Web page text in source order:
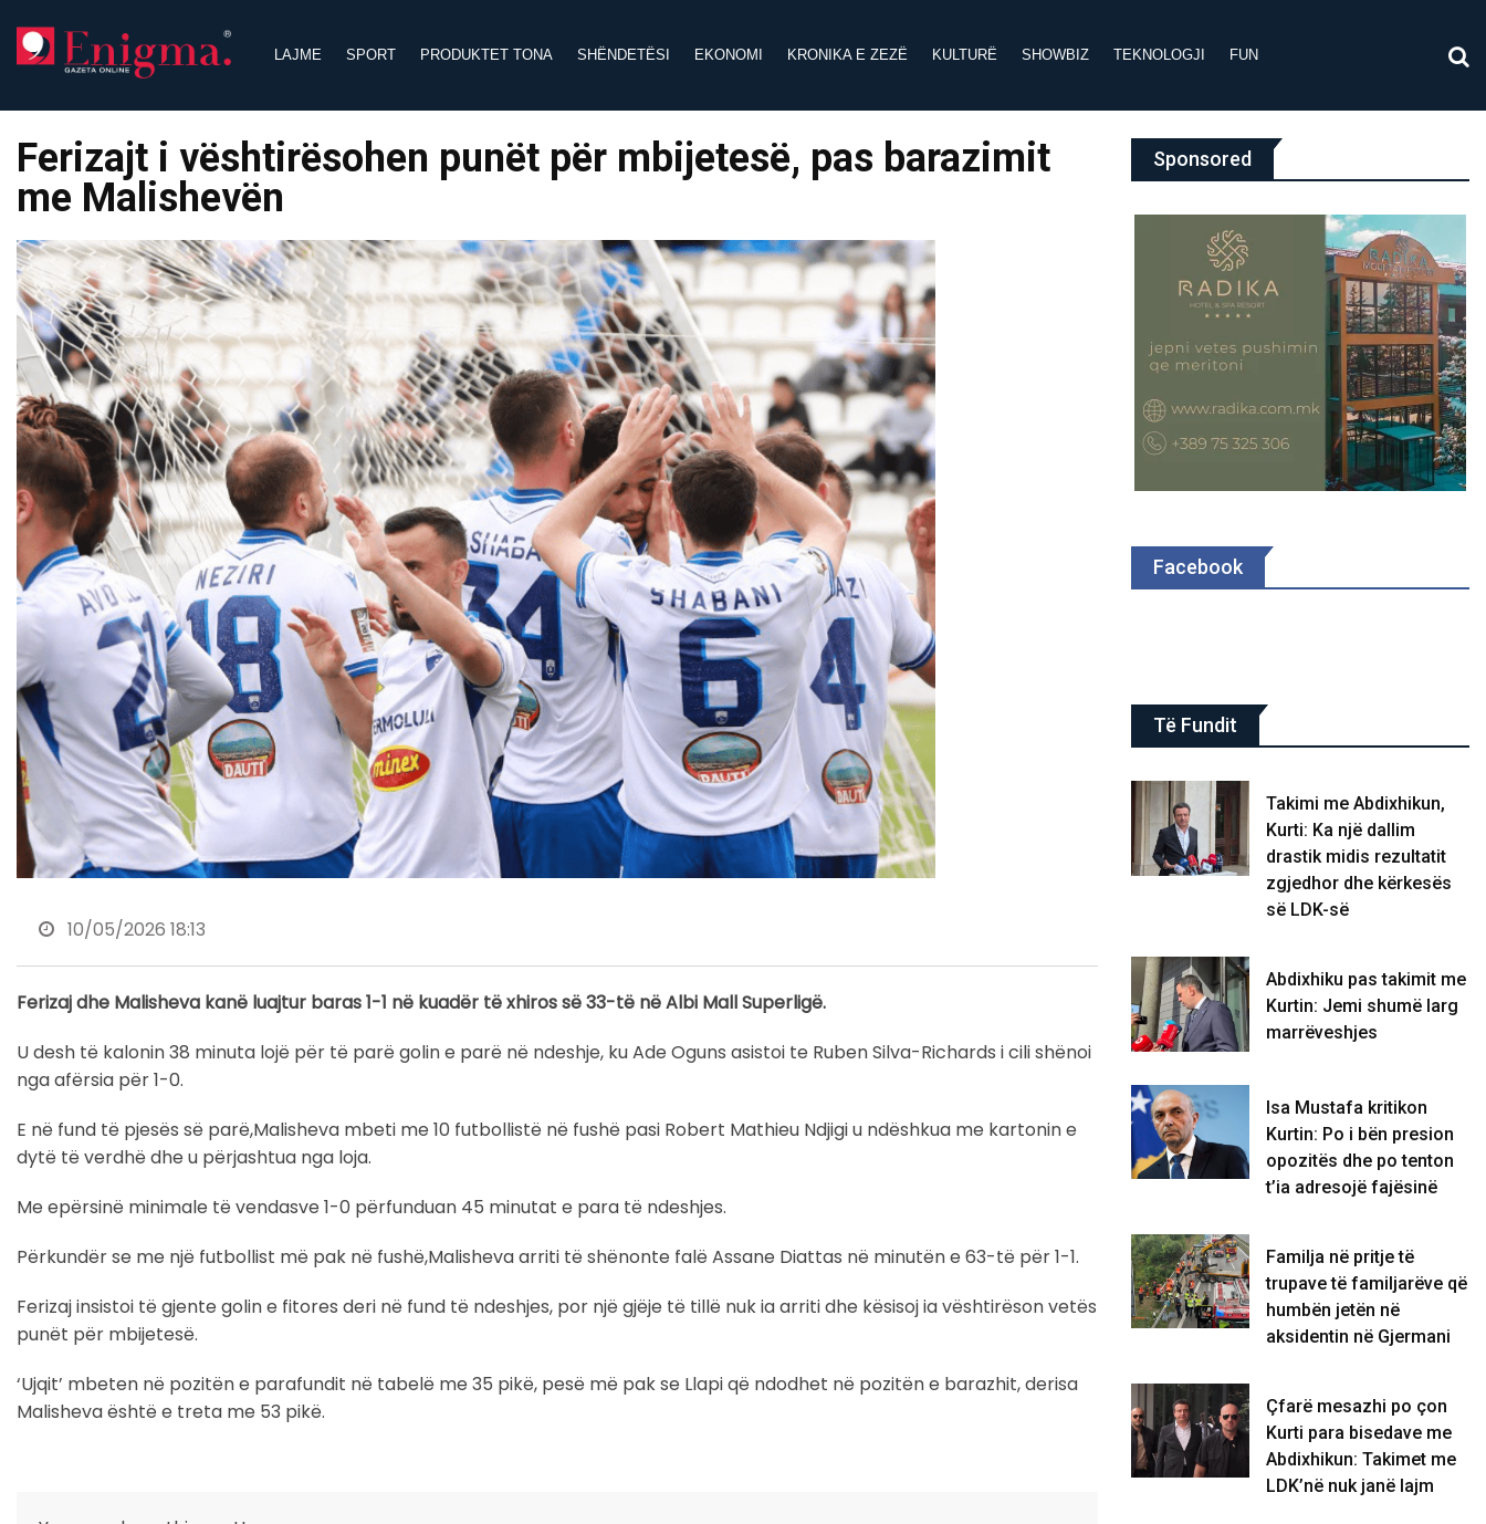
content
LAJME SPORT PRODUKTET TONA SHËNDETËSI EKONOMI KRONIKA E ZEZË KULTURË SHOWBIZ TEKNOLOGJI FUN
Ferizajt i vështirësohen punët për mbijetesë, pas barazimit
me Malishevën
10/05/2026 18:13
Ferizaj dhe Malisheva kanë luajtur baras 1-1 në kuadër të xhiros së 33-të në Albi Mall Superligë.
U desh të kalonin 38 minuta lojë për të parë golin e parë në ndeshje, ku Ade Oguns asistoi te Ruben Silva-Richards i cili shënoi
nga afërsia për 1-0.
E në fund të pjesës së parë,Malisheva mbeti me 10 futbollistë në fushë pasi Robert Mathieu Ndjigi u ndëshkua me kartonin e
dytë të verdhë dhe u përjashtua nga loja.
Me epërsinë minimale të vendasve 1-0 përfunduan 45 minutat e para të ndeshjes.
Përkundër se me një futbollist më pak në fushë,Malisheva arriti të shënonte falë Assane Diattas në minutën e 63-të për 1-1.
Ferizaj insistoi të gjente golin e fitores deri në fund të ndeshjes, por një gjëje të tillë nuk ia arriti dhe kësisoj ia vështirëson vetës
punët për mbijetesë.
‘Ujqit’ mbeten në pozitën e parafundit në tabelë me 35 pikë, pesë më pak se Llapi që ndodhet në pozitën e barazhit, derisa
Malisheva është e treta me 53 pikë.
Sponsored
Facebook
Të Fundit
Takimi me Abdixhikun,
Kurti: Ka një dallim
drastik midis rezultatit
zgjedhor dhe kërkesës
së LDK-së
Abdixhiku pas takimit me
Kurtin: Jemi shumë larg
marrëveshjes
Isa Mustafa kritikon
Kurtin: Po i bën presion
opozitës dhe po tenton
t’ia adresojë fajësinë
​Familja në pritje të
trupave të familjarëve që
humbën jetën në
aksidentin në Gjermani
Çfarë mesazhi po çon
Kurti para bisedave me
Abdixhikun: Takimet me
LDK’në nuk janë lajm